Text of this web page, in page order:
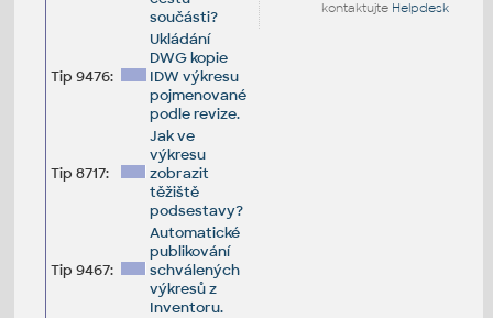
kontaktujte Helpdesk
součásti?
Tip 9476:
Ukládání
DWG kopie
IDW výkresu
pojmenované
podle revize.
Tip 8717:
Jak ve
výkresu
zobrazit
těžiště
podsestavy?
Tip 9467:
Automatické
publikování
schválených
výkresů z
Inventoru.